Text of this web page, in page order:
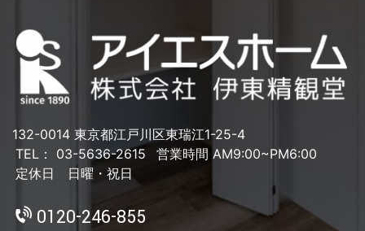
132-0014 東京都江戸川区東瑞江1-25-4
TEL： 03-5636-2615
営業時間 AM9:00~PM6:00
定休日 日曜・祝日
0120-246-855